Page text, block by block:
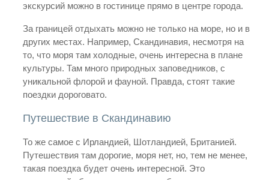
экскурсий можно в гостинице прямо в центре города.
За границей отдыхать можно не только на море, но и в
других местах. Например, Скандинавия, несмотря на
то, что моря там холодные, очень интересна в плане
культуры. Там много природных заповедников, с
уникальной флорой и фауной. Правда, стоят такие
поездки дороговато.
Путешествие в Скандинавию
То же самое с Ирландией, Шотландией, Британией.
Путешествия там дорогие, моря нет, но, тем не менее,
такая поездка будет очень интересной. Это